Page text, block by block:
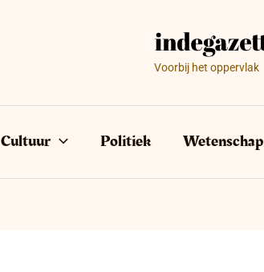
Voorbij het oppervlak
Cultuur Politiek Wetenschap